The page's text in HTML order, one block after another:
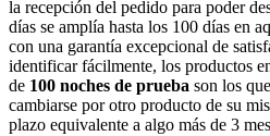
la recepción del pedido para poder
días se amplía hasta los 100 días en
con una garantía excepcional de
identificar fácilmente, los productos
de 100 noches de prueba son los
cambiarse por otro producto de su
plazo equivalente a algo más de 3